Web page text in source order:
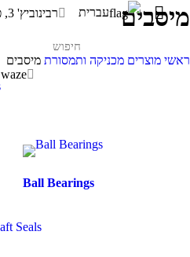
עברית רבינוביץ' 3, פתח-תקווה, ישראל
waze
מיסבים
ראשי מוצרים מכניקה ותמסורת מיסבים
Ball Bearings